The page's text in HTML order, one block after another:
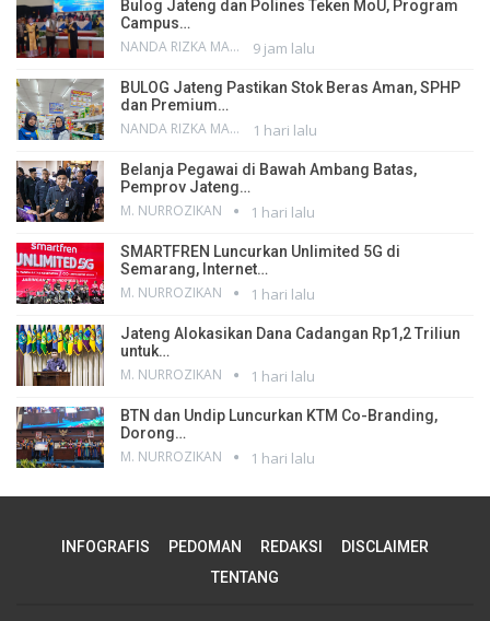
Bulog Jateng dan Polines Teken MoU, Program
Campus…
NANDA RIZKA MAHENDRA 9 jam lalu
BULOG Jateng Pastikan Stok Beras Aman, SPHP
dan Premium…
NANDA RIZKA MAHENDRA 1 hari lalu
Belanja Pegawai di Bawah Ambang Batas,
Pemprov Jateng…
M. NURROZIKAN 1 hari lalu
SMARTFREN Luncurkan Unlimited 5G di
Semarang, Internet…
M. NURROZIKAN 1 hari lalu
Jateng Alokasikan Dana Cadangan Rp1,2 Triliun
untuk…
M. NURROZIKAN 1 hari lalu
BTN dan Undip Luncurkan KTM Co-Branding,
Dorong…
M. NURROZIKAN 1 hari lalu
INFOGRAFIS PEDOMAN REDAKSI
DISCLAIMER
TENTANG